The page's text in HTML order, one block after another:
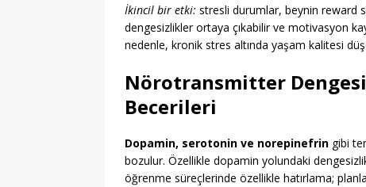
İkincil bir etki: stresli durumlar, beynin reward
dengesizlikler ortaya çıkabilir ve motivasyon
nedenle, kronik stres altında yaşam kalitesi
Nörotransmitter
Becerileri
Dopamin, serotonin ve norepinefrin gibi
bozulur. Özellikle dopamin yolundaki
öğrenme süreçlerinde özellikle hatırlama;